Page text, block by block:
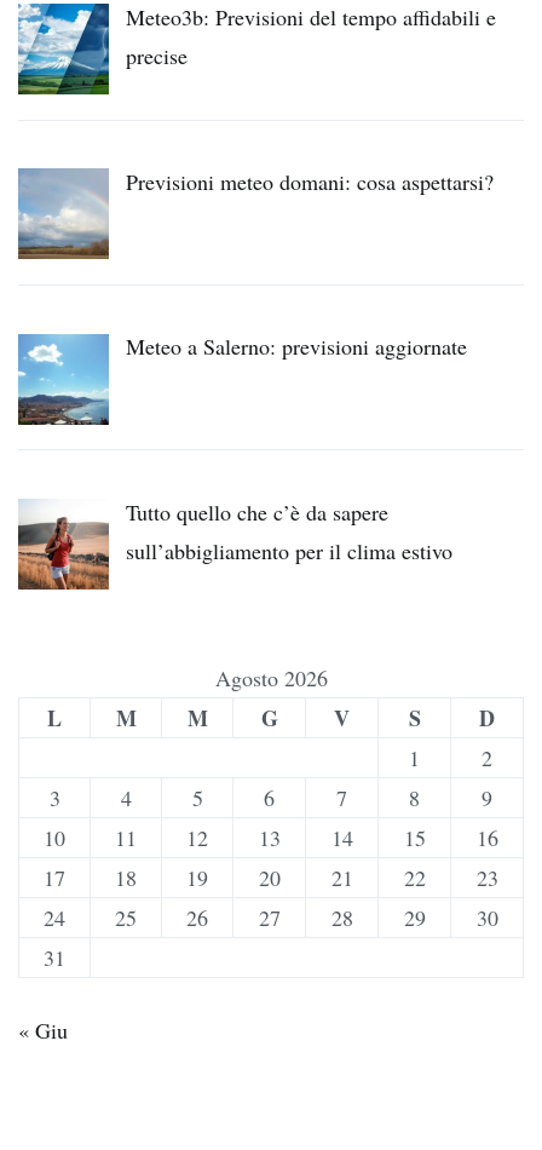
Meteo3b: Previsioni del tempo affidabili e
precise
Previsioni meteo domani: cosa aspettarsi?
Meteo a Salerno: previsioni aggiornate
Tutto quello che c’è da sapere
sull’abbigliamento per il clima estivo
Agosto 2026
L M M G V S D
1
2
3
4 5 6 7 8
9
10
11 12 13 14 15
16
17
18 19 20 21 22
23
24
25 26 27 28 29
30
31
« Giu